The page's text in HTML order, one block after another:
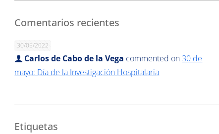
Comentarios recientes
30/05/2022
Carlos de Cabo de la Vega commented on30 de
mayo: Día de la Investigación Hospitalaria
Etiquetas